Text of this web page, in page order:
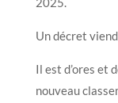
Un décret
Il est d’ores et
nouveau